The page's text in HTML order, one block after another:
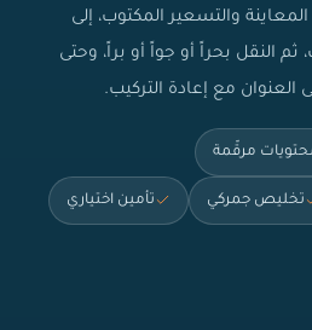
والتسعير المكتوب، إلى
النقل بحراً أو جواً أو براً، وحتى
مع إعادة التركيب.
مرقّمة
تخليص جمركي تأمين اختياري